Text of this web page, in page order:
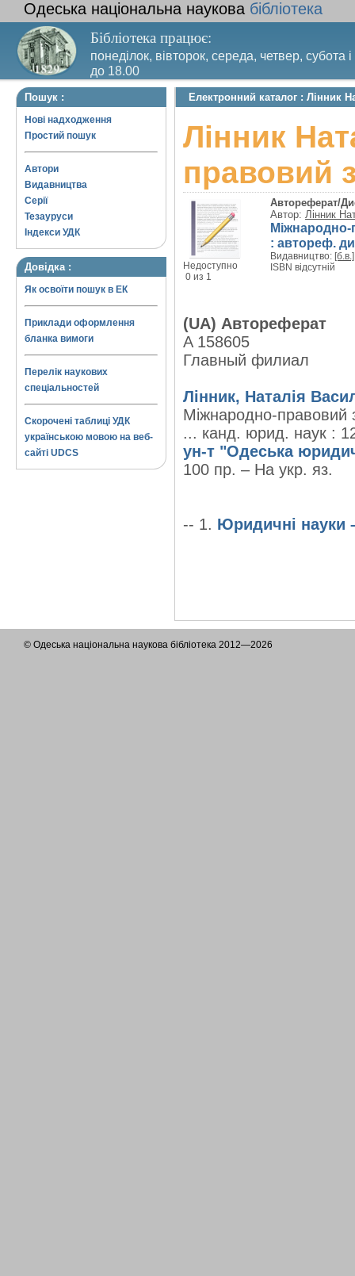
Одеська національна наукова бібліотека
Бібліотека працює:
понеділок, вівторок, середа, четвер, субота
до 18.00
Вихідний день – п’ятниця. Останній четвер
Пошук :
Нові надходження
Простий пошук
Автори
Видавництва
Серії
Тезауруси
Індекси УДК
Довідка :
Як освоїти пошук в ЕК
Приклади оформлення
бланка вимоги
Перелік наукових
спеціальностей
Скорочені таблиці УДК
українською мовою на веб-
сайті UDCS
Електронний каталог : Лінник
Лінник
правовий
Недоступно
0 из 1
Автореферат/
Автор: Лінник
Міжнародно-
: автореф.
Видавництво: [б.в.]
ISBN відсутній
(UA) Автореферат
A 158605
Главный филиал
Лінник, Наталія
Міжнародно-правовий
... канд. юрид. наук :
ун-т "Одеська
100 пр. – На укр. яз.
-- 1. Юридичні науки
© Одеська національна наукова бібліотека 2012—2026